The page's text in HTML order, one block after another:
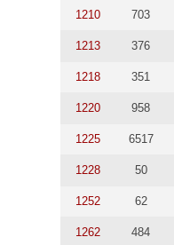
1210 703
1213 376
1218 351
1220 958
1225 6517
1228 50
1252 62
1262 484